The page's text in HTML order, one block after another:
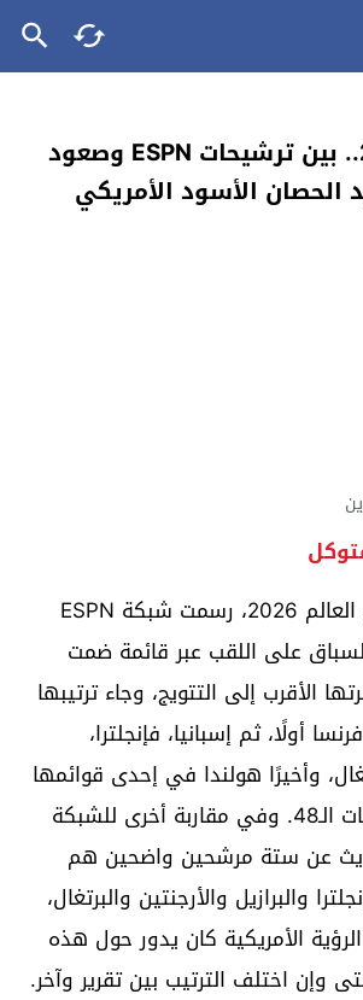
مونديال 2026.. بين ترشيحات ESPN وصعود
الحصان الأسود الأمريكي
قبل انطلاق كأس العالم 2026، رسمت شبكة ESPN
على اللقب عبر قائمة ضمت
الأقرب إلى التتويج، وجاء ترتيبها
أولًا، ثم إسبانيا، فإنجلترا،
وأخيرًا هولندا في إحدى قوائمها
التفصيلية للمنتخبات الـ48. وفي مقاربة أخرى للشبكة
عن ستة مرشحين واضحين هم
والبرازيل والأرجنتين والبرتغال،
الأمريكية كان يدور حول هذه
وإن اختلف الترتيب بين تقرير وآخر.